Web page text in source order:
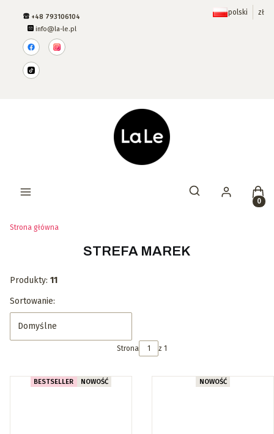
+48 793106104
info@la-le.pl
polski zł
Otwórz
Strona główna
STREFA MAREK
Produkty: 11
Lista produktów
Sortowanie:
Domyślne
Strona z 1
BESTSELLER NOWOŚĆ NOWOŚĆ